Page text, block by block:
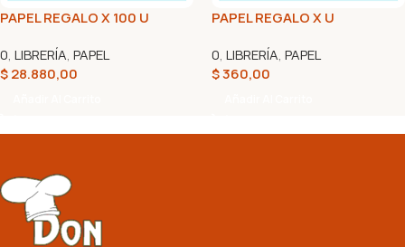
PAPEL REGALO X 100 U
0, LIBRERÍA, PAPEL
$28.880,00
PAPEL REGALO X U
0, LIBRERÍA, PAPEL
$360,00